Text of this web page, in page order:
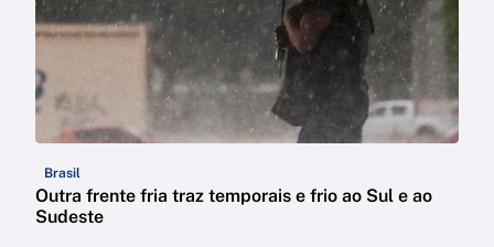
Brasil
Outra frente fria traz temporais e frio ao Sul e ao
Sudeste